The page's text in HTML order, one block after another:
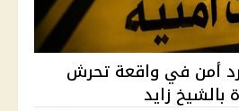
أمن في واقعة تحرش
بالشيخ زايد